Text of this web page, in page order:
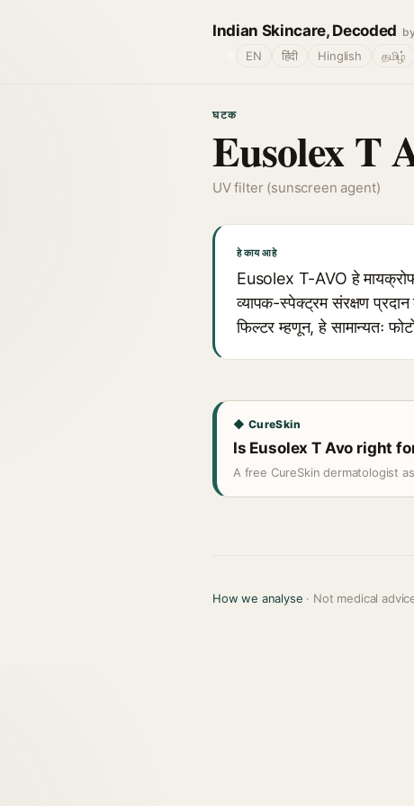
Indian Skincare, Decoded
EN हिंदी Hinglish தமிழ்
घटक
Eusolex T
UV filter (sunscreen agent)
हे काय आहे
Eusolex T-AVO हे
व्यापक-स्पेक्ट्रम संरक्षण
फिल्टर म्हणून, हे सामान्यतः
◆ CureSkin
Is Eusolex T Avo right
A free CureSkin dermatologist
How we analyse · Not medical